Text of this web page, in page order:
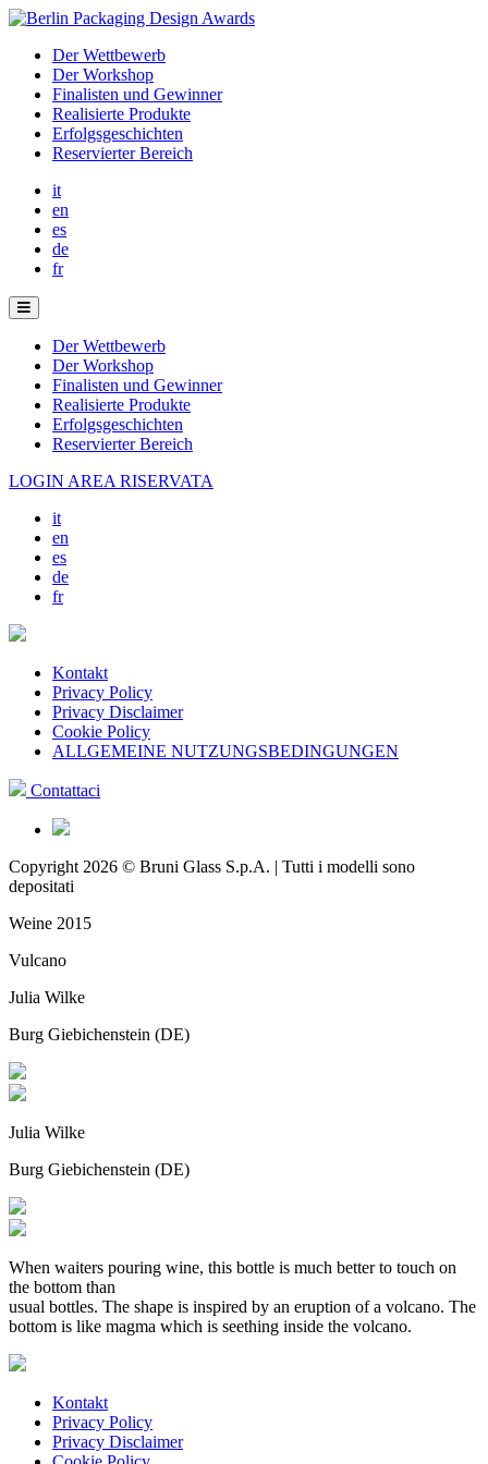
Der Wettbewerb
Der Workshop
Finalisten und Gewinner
Realisierte Produkte
Erfolgsgeschichten
Reservierter Bereich
it
en
es
de
fr
Der Wettbewerb
Der Workshop
Finalisten und Gewinner
Realisierte Produkte
Erfolgsgeschichten
Reservierter Bereich
LOGIN AREA RISERVATA
it
en
es
de
fr
Kontakt
Privacy Policy
Privacy Disclaimer
Cookie Policy
ALLGEMEINE NUTZUNGSBEDINGUNGEN
Contattaci
Copyright 2026 © Bruni Glass S.p.A. | Tutti i modelli sono
depositati
Weine 2015
Vulcano
Julia Wilke
Burg Giebichenstein (DE)
Julia Wilke
Burg Giebichenstein (DE)
When waiters pouring wine, this bottle is much better to touch on
the bottom than
usual bottles. The shape is inspired by an eruption of a volcano. The
bottom is like magma which is seething inside the volcano.
Kontakt
Privacy Policy
Privacy Disclaimer